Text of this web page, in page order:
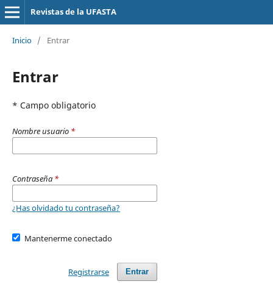
Revistas de la UFASTA
Inicio / Entrar
Entrar
* Campo obligatorio
Nombre usuario *
Contraseña *
¿Has olvidado tu contraseña?
Mantenerme conectado
Entrar
Registrarse